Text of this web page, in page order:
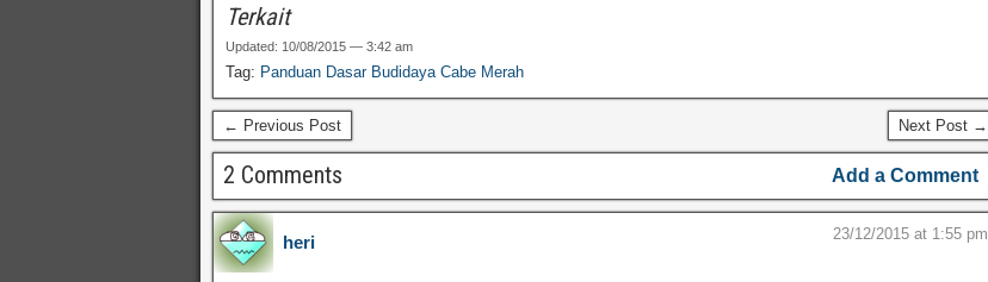
Terkait
Updated: 10/08/2015 — 3:42 am
Tag: Panduan Dasar Budidaya Cabe Merah
← Previous Post Next Post →
2 Comments Add a Comment
heri 23/12/2015 at 1:55 pm